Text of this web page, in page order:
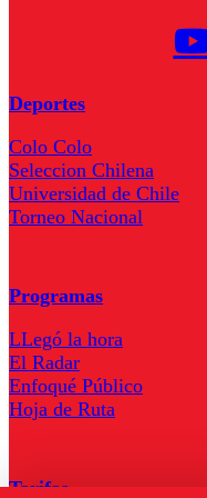
Deportes
Colo Colo
Seleccion Chilena
Universidad de Chile
Torneo Nacional
Programas
LLegó la hora
El Radar
Enfoqué Público
Hoja de Ruta
Tarifas